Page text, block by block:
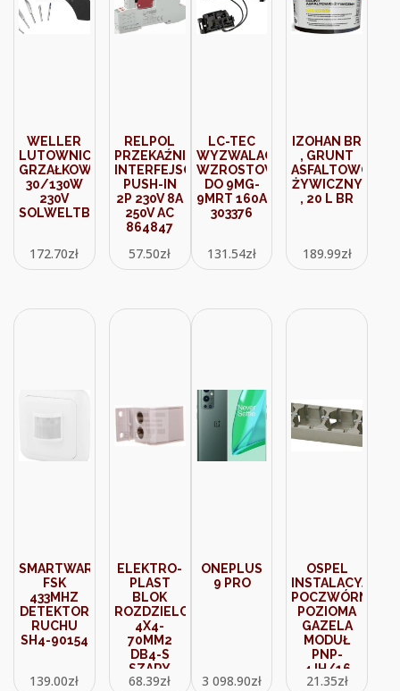
WELLER
LUTOWNICA
GRZAŁKOWA
30/130W
230V
SOLWELTB100EU
172.70zł
RELPOL
PRZEKAŹNIK
INTERFEJSOWY
PUSH-IN
2P 230V 8A
250V AC
864847
57.50zł
LC-TEC
WYZWALACZ
WZROSTOWY
DO 9MG-
9MRT 160A
303376
131.54zł
IZOHAN BR
, GRUNT
ASFALTOWO-
ŻYWICZNY
, 20 L BR
189.99zł
SMARTWARES
FSK
433MHZ
DETEKTOR
RUCHU
SH4-90154
139.00zł
ELEKTRO-
PLAST
BLOK
ROZDZIELCZY
4X4-
70MM2
DB4-S
SZARY
48.32
68.39zł
ONEPLUS
9 PRO
3 098.90zł
OSPEL
INSTALACYJNA
POCZWÓRNA
POZIOMA
GAZELA
MODUŁ
PNP-
4JH/16
SATYNA
21.35zł